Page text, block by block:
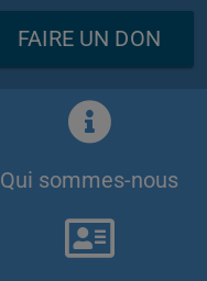
FAIRE UN DON
Qui sommes-nous